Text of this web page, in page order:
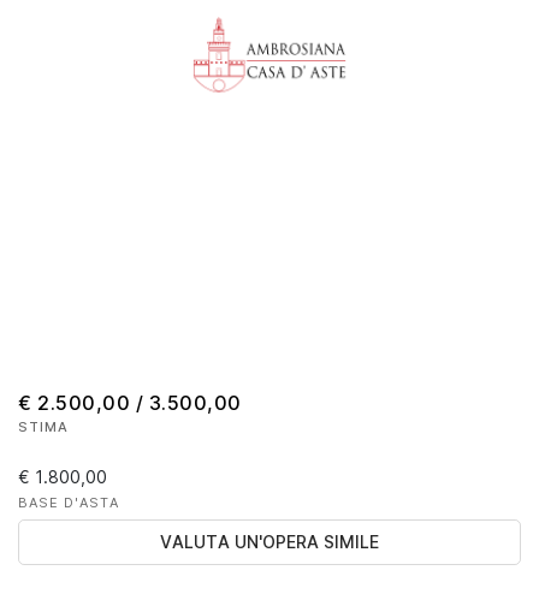
€ 2.500,00 / 3.500,00
STIMA
€ 1.800,00
BASE D'ASTA
VALUTA UN'OPERA SIMILE